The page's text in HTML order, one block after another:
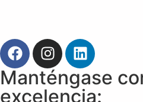
Manténgase
excelencia: